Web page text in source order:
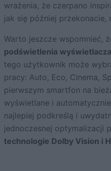
wrażenia, że czerpano
jak się później
Warto jeszcze wspomnieć,
podświetlenia
tego użytkownik może
pracy: Auto, Eco, Cinema,
pierwszym smartfon na
wyświetlane i
najlepiej podkreślą i
jednoczesnej optymalizacji
technologie Dolby Vision i